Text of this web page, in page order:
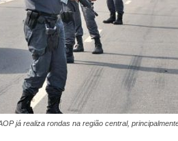
já realiza rondas na região central,